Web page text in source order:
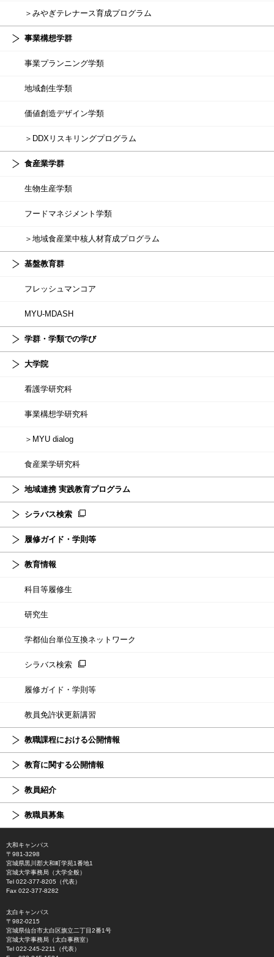
＞みやぎテレナース育成プログラム
事業構想学群
事業プランニング学類
地域創生学類
価値創造デザイン学類
＞DDXリスキリングプログラム
食産業学群
生物生産学類
フードマネジメント学類
＞地域食産業中核人材育成プログラム
基盤教育群
フレッシュマンコア
MYU-MDASH
学群・学類での学び
大学院
看護学研究科
事業構想学研究科
＞MYU dialog
食産業学研究科
地域連携 実践教育プログラム
シラバス検索
履修ガイド・学則等
教育情報
科目等履修生
研究生
学都仙台単位互換ネットワーク
シラバス検索
履修ガイド・学則等
教員免許状更新講習
教職課程における公開情報
教育に関する公開情報
教員紹介
教職員募集
大和キャンパス
〒981-3298
宮城県黒川郡大和町学苑1番地1
宮城大学事務局（大学全般）
Tel 022-377-8205（代表）
Fax 022-377-8282
太白キャンパス
〒982-0215
宮城県仙台市太白区旗立二丁目2番1号
宮城大学事務局（太白事務室）
Tel 022-245-2211（代表）